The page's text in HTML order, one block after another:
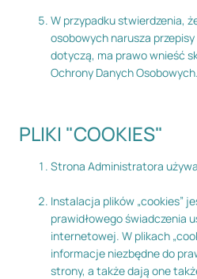
W przypadku stwierdzenia,
osobowych narusza
dotyczą, ma prawo wnieść
Ochrony Danych Osobowych.
PLIKI "COOKIES"
Strona Administratora używa
Instalacja plików „cookies”
prawidłowego świadczenia
internetowej. W plikach
informacje niezbędne do
strony, a także dają one